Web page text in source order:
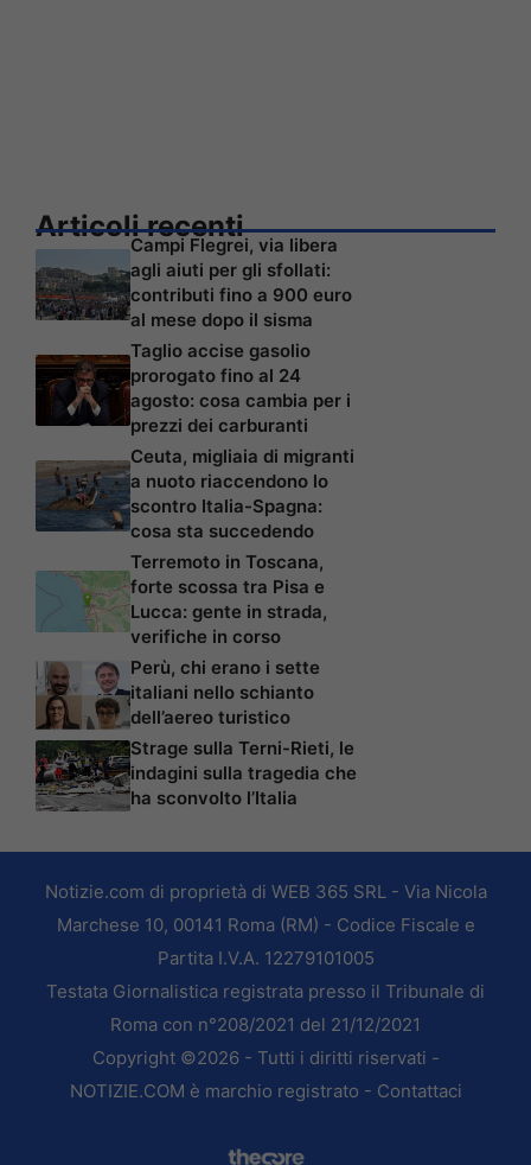
Articoli recenti
Campi Flegrei, via libera
agli aiuti per gli sfollati:
contributi fino a 900 euro
al mese dopo il sisma
Taglio accise gasolio
prorogato fino al 24
agosto: cosa cambia per i
prezzi dei carburanti
Ceuta, migliaia di migranti
a nuoto riaccendono lo
scontro Italia-Spagna:
cosa sta succedendo
Terremoto in Toscana,
forte scossa tra Pisa e
Lucca: gente in strada,
verifiche in corso
Perù, chi erano i sette
italiani nello schianto
dell’aereo turistico
Strage sulla Terni-Rieti, le
indagini sulla tragedia che
ha sconvolto l’Italia
Notizie.com di proprietà di WEB 365 SRL - Via Nicola
Marchese 10, 00141 Roma (RM) - Codice Fiscale e
Partita I.V.A. 12279101005
Testata Giornalistica registrata presso il Tribunale di
Roma con n°208/2021 del 21/12/2021
Copyright ©2026 - Tutti i diritti riservati -
NOTIZIE.COM è marchio registrato - Contattaci